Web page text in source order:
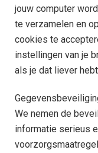
jouw computer
te verzamelen en
cookies te
instellingen van je
als je dat liever
We nemen de
informatie serieus